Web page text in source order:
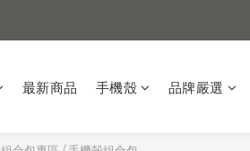
最新商品 手機殼 品牌嚴選